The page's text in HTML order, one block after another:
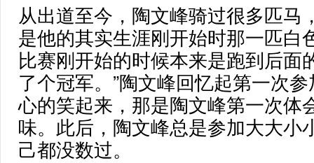
从出道至今，陶文峰骑过很多匹马
是他的其实生涯刚开始时那一匹白
比赛刚开始的时候本来是跑到后面
了个冠军。”陶文峰回忆起第一次
心的笑起来，那是陶文峰第一次体
味。此后，陶文峰总是参加大大小
己都没数过。